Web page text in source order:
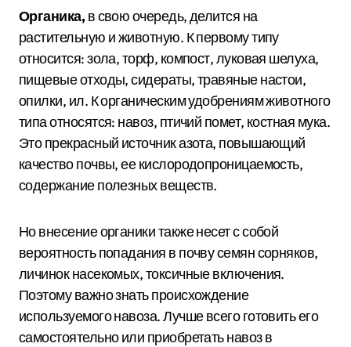
Органика,в свою очередь, делится на
растительную и животную. К первому типу
относится: зола, торф, компост, луковая шелуха,
пищевые отходы, сидераты, травяные настои,
опилки, ил. К органическим удобрениям животного
типа относятся: навоз, птичий помет, костная мука.
Это прекрасный источник азота, повышающий
качество почвы, ее кислородопроницаемость,
содержание полезных веществ.
Но внесение органики также несет с собой
вероятность попадания в почву семян сорняков,
личинок насекомых, токсичные включения.
Поэтому важно знать происхождение
используемого навоза. Лучше всего готовить его
самостоятельно или приобретать навоз в